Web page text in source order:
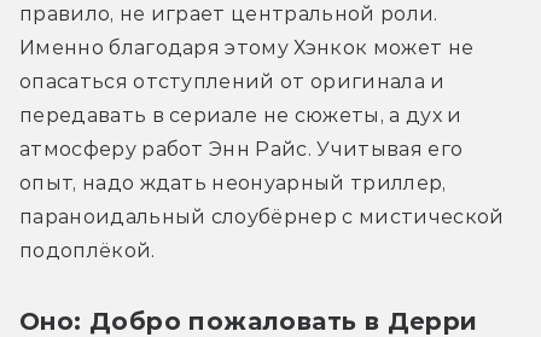
правило, не играет центральной роли.
Именно благодаря этому Хэнкок может не
опасаться отступлений от оригинала и
передавать в сериале не сюжеты, а дух и
атмосферу работ Энн Райс. Учитывая его
опыт, надо ждать неонуарный триллер,
параноидальный слоубёрнер с мистической
подоплёкой.
Оно: Добро пожаловать в Дерри